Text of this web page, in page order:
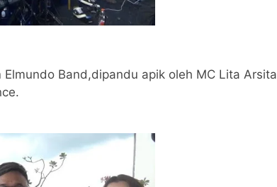
Band,dipandu apik oleh MC Lita Arsita